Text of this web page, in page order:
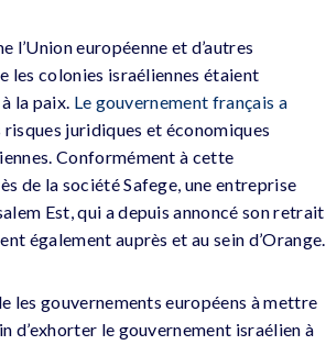
européenne et d’autres
les colonies israéliennes étaient
la paix. Le gouvernement français a
juridiques et économiques
Conformément à cette
de la société Safege, une entreprise
Est, qui a depuis annoncé son retrait
également auprès et au sein d’Orange.
les gouvernements européens à mettre
d’exhorter le gouvernement israélien à